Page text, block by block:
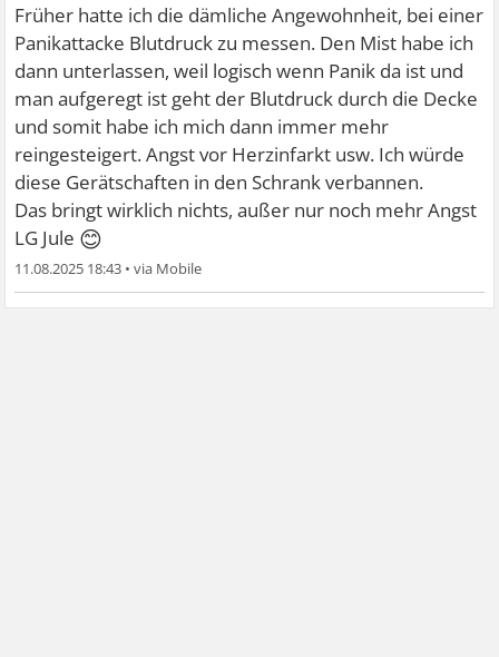
Früher hatte ich die dämliche Angewohnheit, bei einer
Panikattacke Blutdruck zu messen. Den Mist habe ich
dann unterlassen, weil logisch wenn Panik da ist und
man aufgeregt ist geht der Blutdruck durch die Decke
und somit habe ich mich dann immer mehr
reingesteigert. Angst vor Herzinfarkt usw. Ich würde
diese Gerätschaften in den Schrank verbannen.
Das bringt wirklich nichts, außer nur noch mehr Angst
LG Jule 😊
11.08.2025 18:43 •